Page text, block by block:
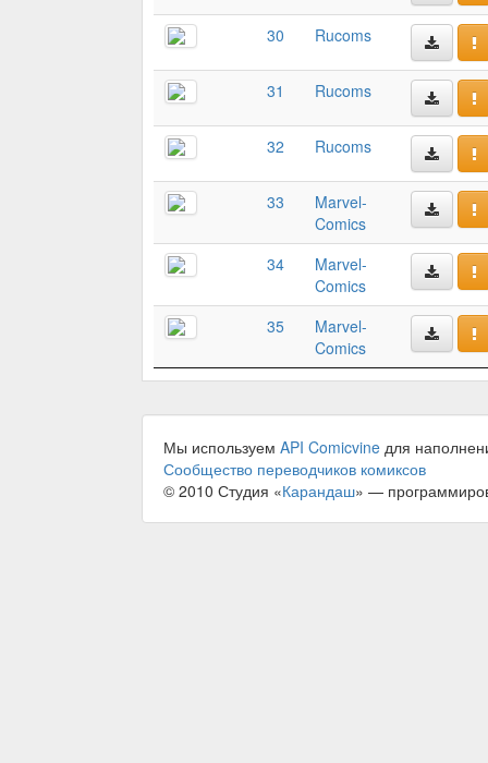
30 Rucoms
31 Rucoms
32 Rucoms
33
Marvel-
Comics
34
Marvel-
Comics
35
Marvel-
Comics
Мы используем API Comicvine для
Сообщество переводчиков комиксов
© 2010 Студия «Карандаш» —